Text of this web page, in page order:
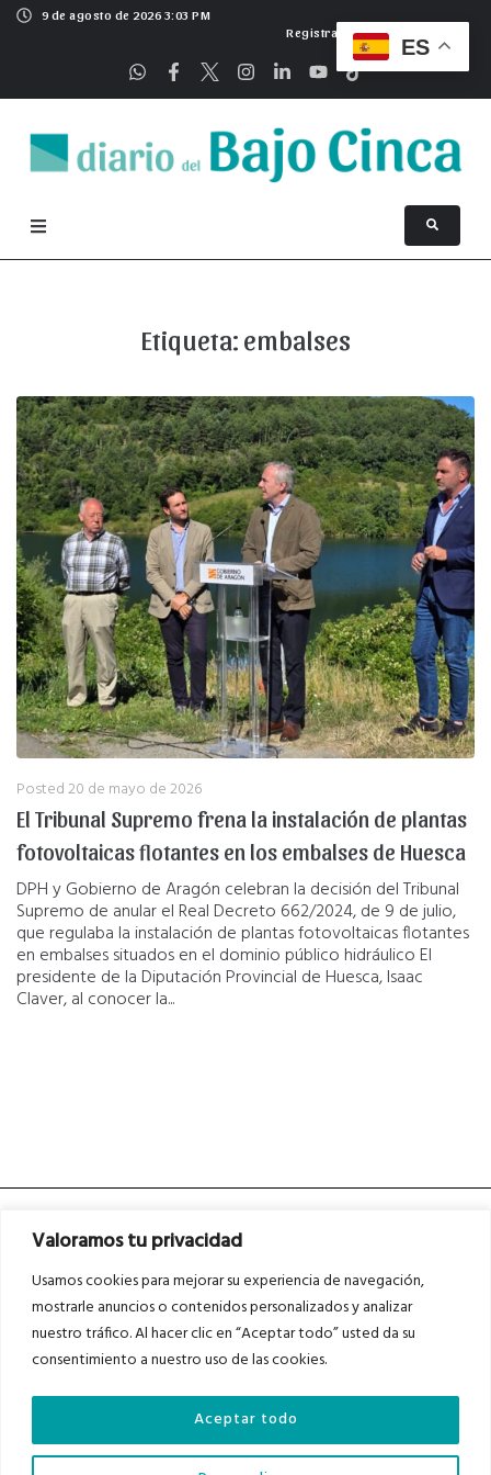
Valoramos tu privacidad
Usamos cookies para mejorar su experiencia de navegación,
mostrarle anuncios o contenidos personalizados y analizar
nuestro tráfico. Al hacer clic en “Aceptar todo” usted da su
consentimiento a nuestro uso de las cookies.
Aceptar todo
9 de agosto de 2026 3:03 PM
Registrarse
Etiqueta: embalses
Posted20 de mayo de 2026
El Tribunal Supremo frena la instalación de plantas
fotovoltaicas flotantes en los embalses de Huesca
DPH y Gobierno de Aragón celebran la decisión del Tribunal
Supremo de anular el Real Decreto 662/2024, de 9 de julio,
que regulaba la instalación de plantas fotovoltaicas flotantes
en embalses situados en el dominio público hidráulico El
presidente de la Diputación Provincial de Huesca, Isaac
Claver, al conocer la...
Asociados a
Auditados por
ES